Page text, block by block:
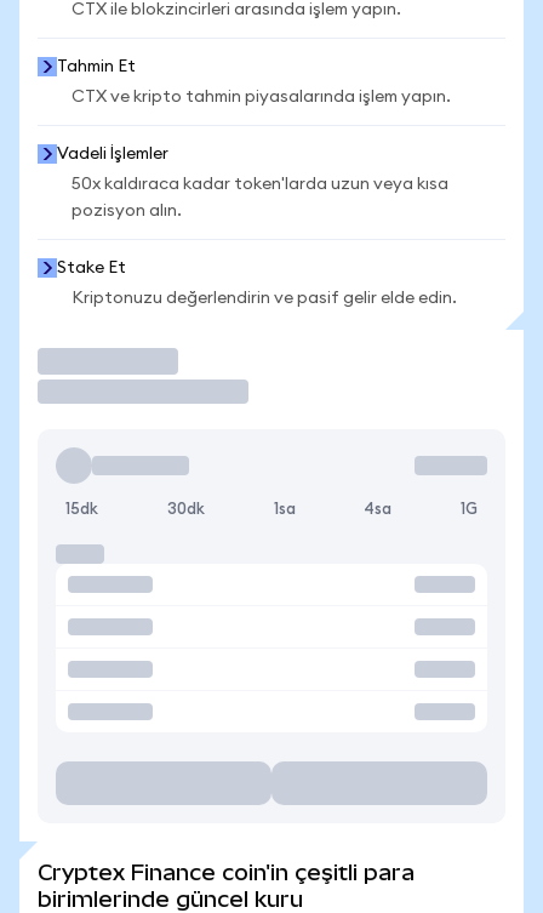
CTX ile blokzincirleri arasında işlem yapın.
Tahmin Et
CTX ve kripto tahmin piyasalarında işlem yapın.
Vadeli İşlemler
50x kaldıraca kadar token'larda uzun veya kısa
pozisyon alın.
Stake Et
Kriptonuzu değerlendirin ve pasif gelir elde edin.
15dk 30dk 1sa 4sa 1G
Cryptex Finance coin'in çeşitli para
birimlerinde güncel kuru